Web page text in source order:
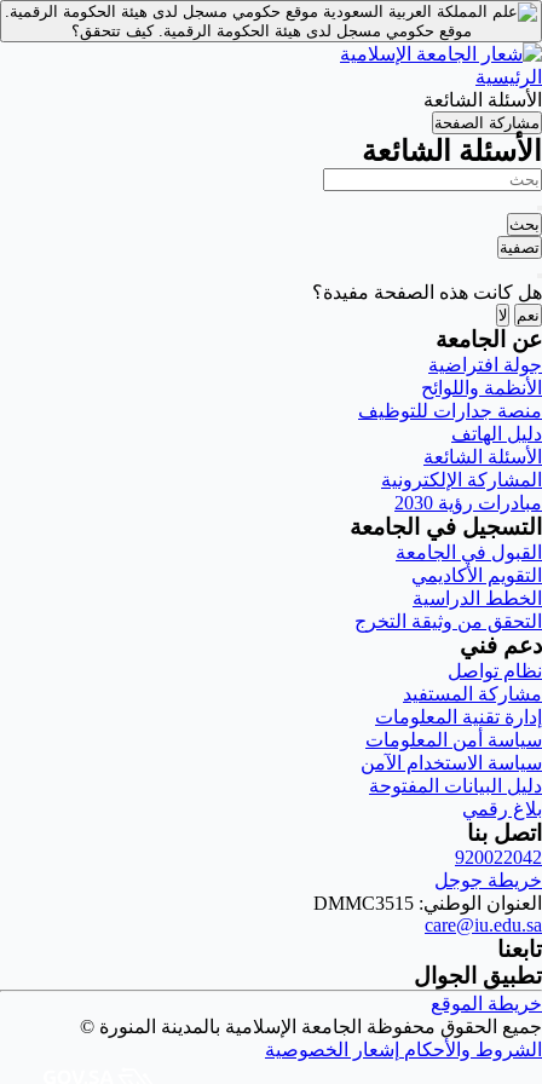
موقع حكومي مسجل لدى هيئة الحكومة الرقمية.
موقع حكومي مسجل لدى هيئة الحكومة الرقمية.كيف تتحقق؟
الرئيسية
الأسئلة الشائعة
مشاركة الصفحة
الأسئلة الشائعة
بحث
تصفية
هل كانت هذه الصفحة مفيدة؟
نعم لا
عن الجامعة
جولة افتراضية
الأنظمة واللوائح
منصة جدارات للتوظيف
دليل الهاتف
الأسئلة الشائعة
المشاركة الإلكترونية
مبادرات رؤية 2030
التسجيل في الجامعة
القبول في الجامعة
التقويم الأكاديمي
الخطط الدراسية
التحقق من وثيقة التخرج
دعم فني
نظام تواصل
مشاركة المستفيد
إدارة تقنية المعلومات
سياسة أمن المعلومات
سياسة الاستخدام الآمن
دليل البيانات المفتوحة
بلاغ رقمي
اتصل بنا
920022042
خريطة جوجل
العنوان الوطني: DMMC3515
care@iu.edu.sa
تابعنا
تطبيق الجوال
خريطة الموقع
جميع الحقوق محفوظة الجامعة الإسلامية بالمدينة المنورة ©
الشروط والأحكام إشعار الخصوصية